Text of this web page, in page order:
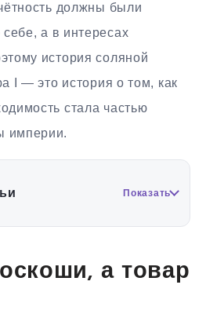
должны были
а в интересах
история соляной
I — это история о том, как
стала частью
империи.
Показать
а товар